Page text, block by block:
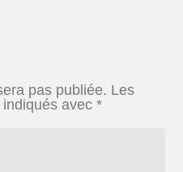
pas publiée. Les
indiqués avec*